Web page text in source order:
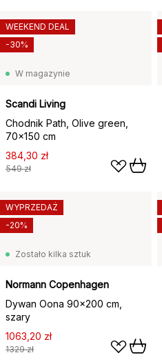
W magazynie
Scandi Living
Chodnik Path, Olive green,
70x150 cm
384,30 zł
549 zł
WEEKEND DEAL
-30%
Zostało kilka sztuk
Normann Copenhagen
Dywan Oona 90x200 cm,
szary
1063,20 zł
1329 zł
WYPRZEDAŻ
-20%